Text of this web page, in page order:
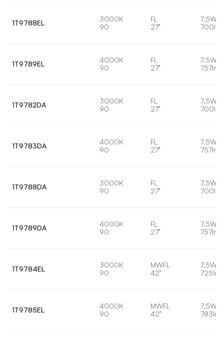
1T9788EL
3000K
90
FL
27°
7,5W
700lm
1T9789EL
4000K
90
FL
27°
7,5W
757lm
1T9782DA
3000K
90
FL
27°
7,5W
700lm
1T9783DA
4000K
90
FL
27°
7,5W
757lm
1T9788DA
3000K
90
FL
27°
7,5W
700lm
1T9789DA
4000K
90
FL
27°
7,5W
757lm
1T9784EL
3000K
90
MWFL
42°
7,5W
725lm
1T9785EL
4000K
90
MWFL
42°
7,5W
783lm